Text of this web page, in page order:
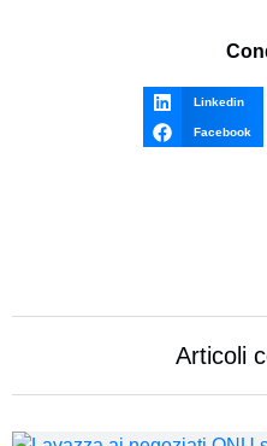
Linkedin
Facebook
Articoli